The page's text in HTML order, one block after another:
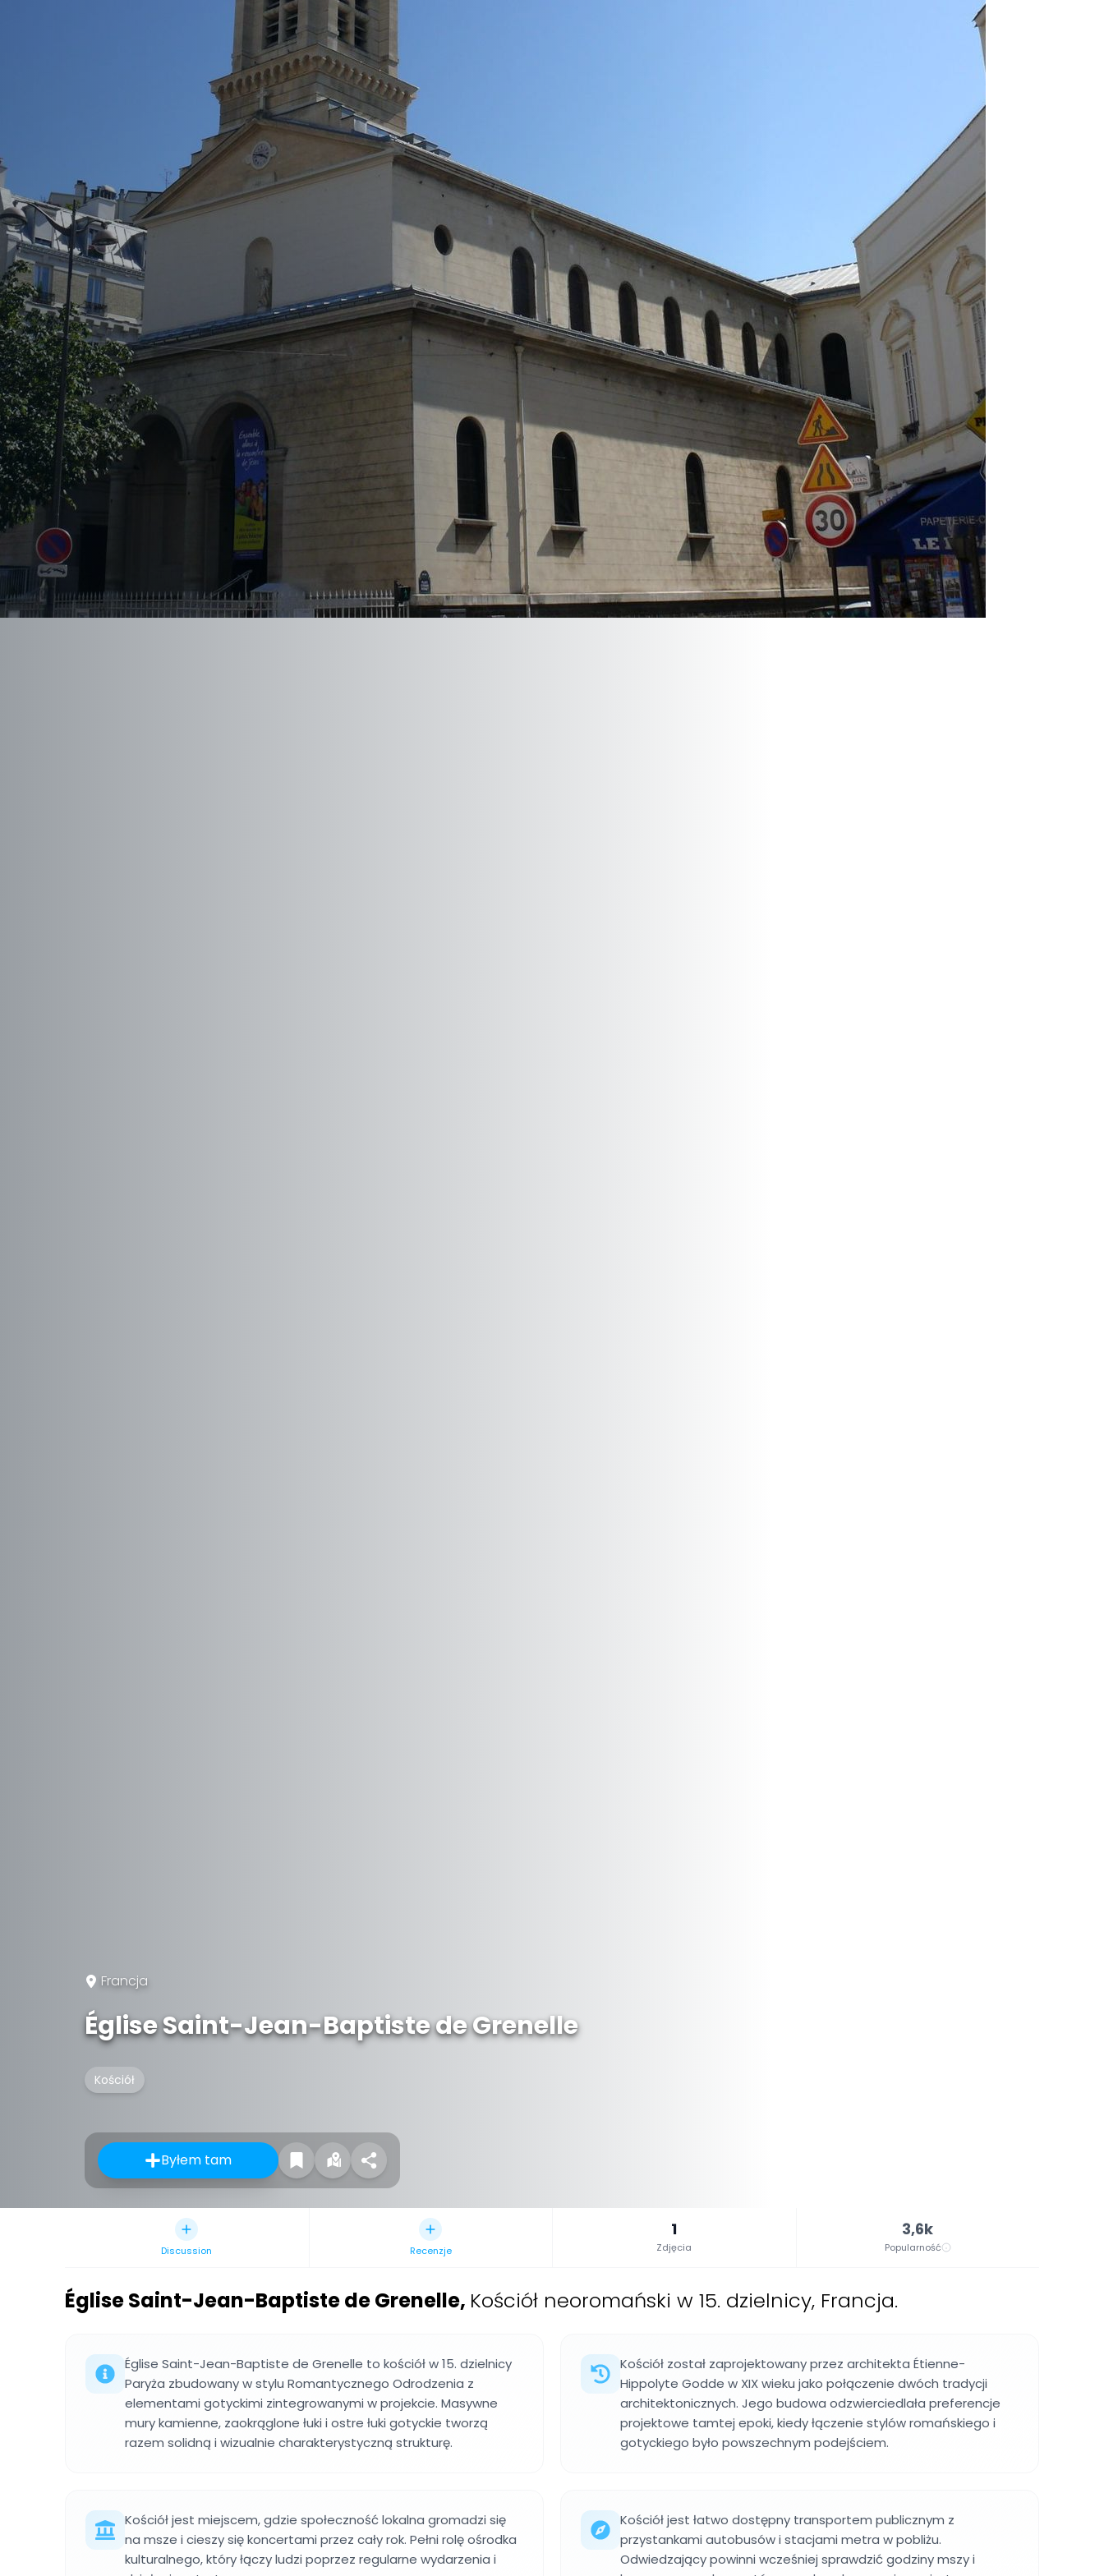
Francja
Église Saint-Jean-Baptiste de Grenelle
Kościół
Byłem tam
Discussion Recenzje
1
Zdjęcia
3,6k
Popularność
Église Saint-Jean-Baptiste de Grenelle, Kościół neoromański w 15. dzielnicy, Francja.
Église Saint-Jean-Baptiste de Grenelle to kościół w 15. dzielnicy
Paryża zbudowany w stylu Romantycznego Odrodzenia z
elementami gotyckimi zintegrowanymi w projekcie. Masywne
mury kamienne, zaokrąglone łuki i ostre łuki gotyckie tworzą
razem solidną i wizualnie charakterystyczną strukturę.
Kościół został zaprojektowany przez architekta Étienne-
Hippolyte Godde w XIX wieku jako połączenie dwóch tradycji
architektonicznych. Jego budowa odzwierciedlała preferencje
projektowe tamtej epoki, kiedy łączenie stylów romańskiego i
gotyckiego było powszechnym podejściem.
Kościół jest miejscem, gdzie społeczność lokalna gromadzi się
na msze i cieszy się koncertami przez cały rok. Pełni rolę ośrodka
kulturalnego, który łączy ludzi poprzez regularne wydarzenia i
Kościół jest łatwo dostępny transportem publicznym z
przystankami autobusów i stacjami metra w pobliżu.
Odwiedzający powinni wcześniej sprawdzić godziny mszy i